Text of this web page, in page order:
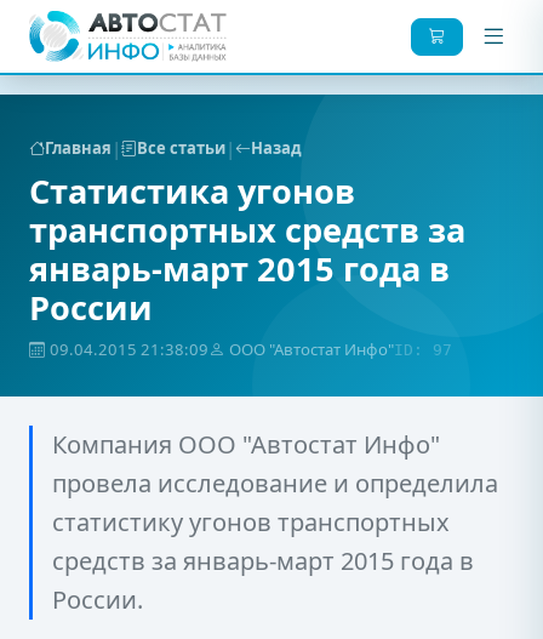
Главная | Все статьи| Назад
Статистика угонов
транспортных средств за
январь-март 2015 года в
России
09.04.2015 21:38:09 ООО "Автостат Инфо"ID: 97
Компания ООО "Автостат Инфо"
провела исследование и определила
статистику угонов транспортных
средств за январь-март 2015 года в
России.